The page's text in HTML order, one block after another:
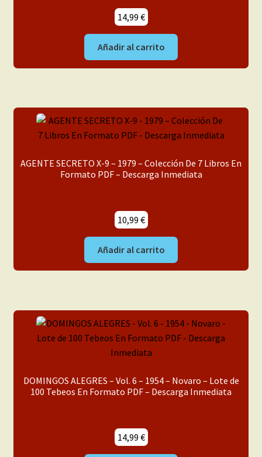
14,99 €
Añadir al carrito
AGENTE SECRETO X-9 – 1979 – Colección De 7 Libros En
Formato PDF – Descarga Inmediata
10,99 €
Añadir al carrito
DOMINGOS ALEGRES – Vol. 6 – 1954 – Novaro – Lote de
100 Tebeos En Formato PDF – Descarga Inmediata
14,99 €